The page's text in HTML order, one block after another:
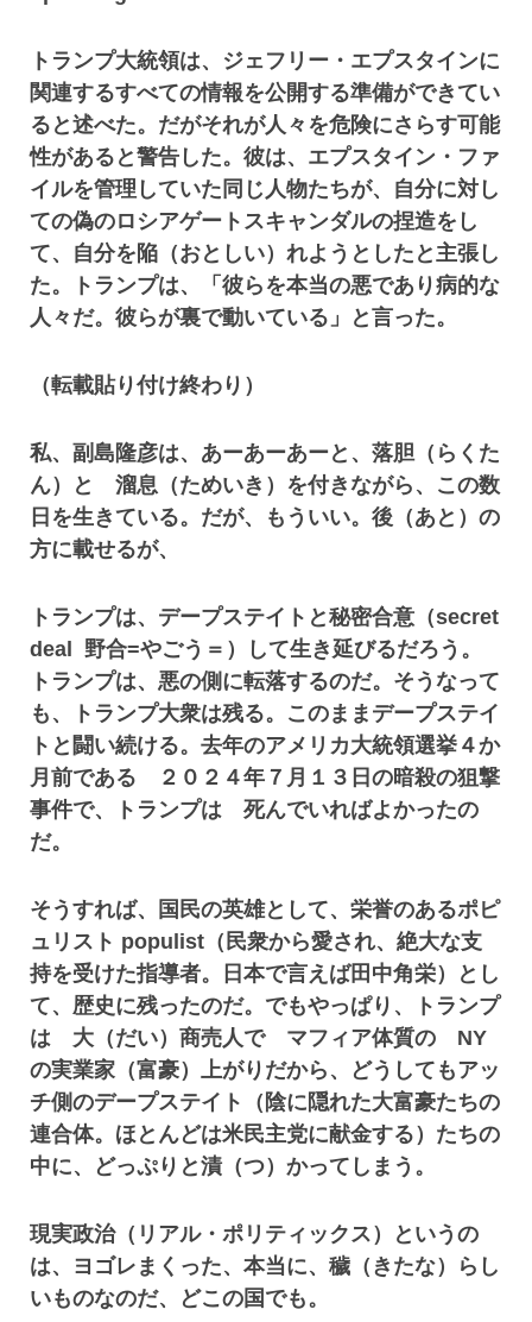
トランプ大統領は、ジェフリー・エプスタインに
関連するすべての情報を公開する準備ができてい
ると述べた。だがそれが人々を危険にさらす可能
性があると警告した。彼は、エプスタイン・ファ
イルを管理していた同じ人物たちが、自分に対し
ての偽のロシアゲートスキャンダルの捏造をし
て、自分を陥（おとしい）れようとしたと主張し
た。トランプは、「彼らを本当の悪であり病的な
人々だ。彼らが裏で動いている」と言った。
（転載貼り付け終わり）
私、副島隆彦は、あーあーあーと、落胆（らくた
ん）と 溜息（ためいき）を付きながら、この数
日を生きている。だが、もういい。後（あと）の
方に載せるが、
トランプは、デープステイトと秘密合意（secret
deal 野合=やごう＝）して生き延びるだろう。
トランプは、悪の側に転落するのだ。そうなって
も、トランプ大衆は残る。このままデープステイ
トと闘い続ける。去年のアメリカ大統領選挙４か
月前である ２０２４年７月１３日の暗殺の狙撃
事件で、トランプは 死んでいればよかったの
だ。
そうすれば、国民の英雄として、栄誉のあるポピ
ュリスト populist（民衆から愛され、絶大な支
持を受けた指導者。日本で言えば田中角栄）とし
て、歴史に残ったのだ。でもやっぱり、トランプ
は 大（だい）商売人で マフィア体質の NY
の実業家（富豪）上がりだから、どうしてもアッ
チ側のデープステイト（陰に隠れた大富豪たちの
連合体。ほとんどは米民主党に献金する）たちの
中に、どっぷりと漬（つ）かってしまう。
現実政治（リアル・ポリティックス）というの
は、ヨゴレまくった、本当に、穢（きたな）らし
いものなのだ、どこの国でも。